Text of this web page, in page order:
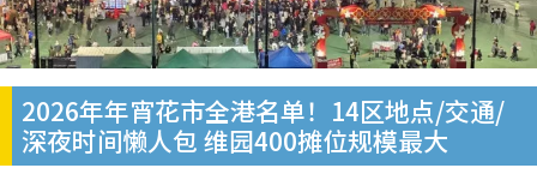
2026年年宵花市全港名单！14区地点/交通/
深夜时间懒人包 维园400摊位规模最大